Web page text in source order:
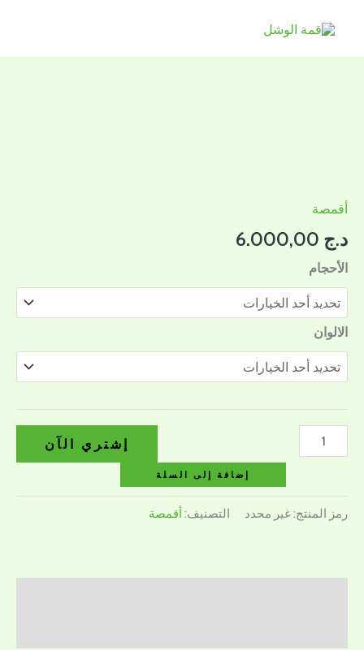
المحتوى
أقمصة
د.ج
الأحجام
الالوان
إشتري الآن
إضافة إلى السلة
رمز المنتج:غير محدد التصنيف: أقمصة